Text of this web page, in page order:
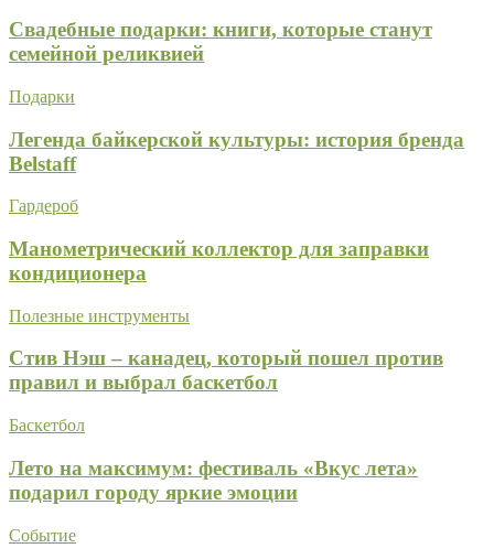
Свадебные подарки: книги, которые станут
семейной реликвией
Подарки
Легенда байкерской культуры: история бренда
Belstaff
Гардероб
Манометрический коллектор для заправки
кондиционера
Полезные инструменты
Стив Нэш – канадец, который пошел против
правил и выбрал баскетбол
Баскетбол
Лето на максимум: фестиваль «Вкус лета»
подарил городу яркие эмоции
Событие